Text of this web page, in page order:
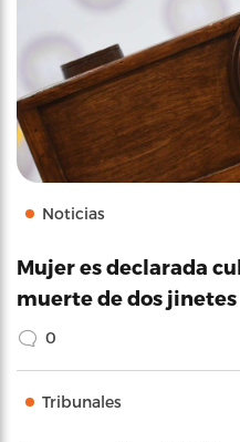
Noticias
Mujer es declarada
muerte de dos jinetes
0
Tribunales